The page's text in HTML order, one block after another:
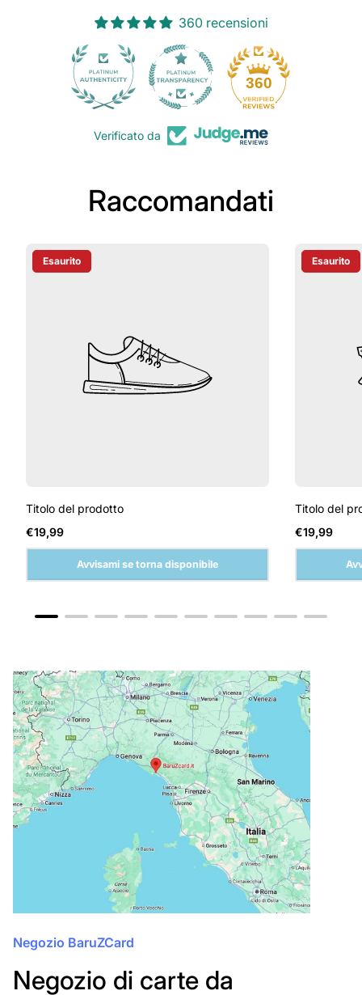
360 recensioni
360
Verificato da
Raccomandati
Etichetta Del Prodotto:
Esaurito
Titolo del prodotto
Prezzo
normale
€19,99
Avvisami se torna disponibile
Etichetta
Esaurito
Titolo del
Prezzo
normale
€19,99
Negozio BaruZCard
Negozio di carte da